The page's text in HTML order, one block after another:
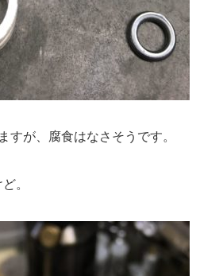
すが、腐食はなさそうです。
。